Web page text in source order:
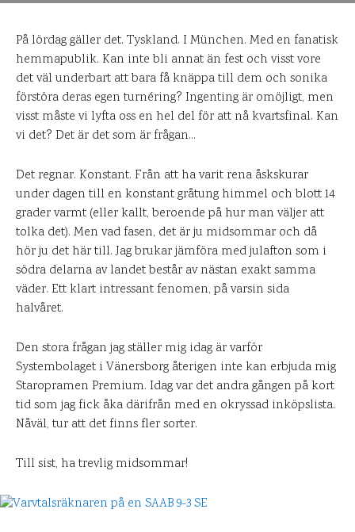
På lördag gäller det. Tyskland. I München. Med en fanatisk
hemmapublik. Kan inte bli annat än fest och visst vore
det väl underbart att bara få knäppa till dem och sonika
förstöra deras egen turnéring? Ingenting är omöjligt, men
visst måste vi lyfta oss en hel del för att nå kvartsfinal. Kan
vi det? Det är det som är frågan…
Det regnar. Konstant. Från att ha varit rena åskskurar
under dagen till en konstant gråtung himmel och blott 14
grader varmt (eller kallt, beroende på hur man väljer att
tolka det). Men vad fasen, det är ju midsommar och då
hör ju det här till. Jag brukar jämföra med julafton som i
södra delarna av landet består av nästan exakt samma
väder. Ett klart intressant fenomen, på varsin sida
halvåret.
Den stora frågan jag ställer mig idag är varför
Systembolaget i Vänersborg återigen inte kan erbjuda mig
Staropramen Premium. Idag var det andra gången på kort
tid som jag fick åka därifrån med en okryssad inköpslista.
Nåväl, tur att det finns fler sorter.
Till sist, ha trevlig midsommar!